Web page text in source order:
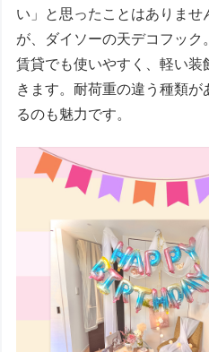
い」と思ったことはありま
が、ダイソーの天デコフッ
賃貸でも使いやすく、軽い
きます。耐荷重の違う種類
るのも魅力です。